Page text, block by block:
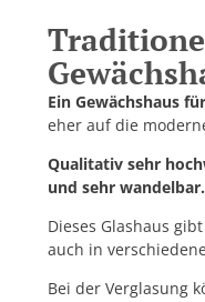
Ein Gewächshaus
eher auf die
Qualitativ sehr
und sehr wandelbar.
Dieses Glashaus
auch in
Bei der Verglasung